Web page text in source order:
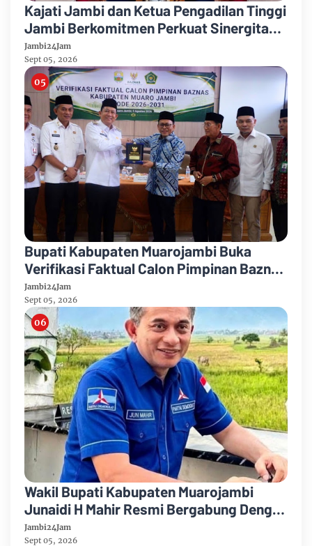
Kajati Jambi dan Ketua Pengadilan Tinggi
Jambi Berkomitmen Perkuat Sinergitas
Penegakan Hukum
Jambi24Jam
Sept 05, 2026
Bupati Kabupaten Muarojambi Buka
Verifikasi Faktual Calon Pimpinan Baznas
Tahun 2026-2031
Jambi24Jam
Sept 05, 2026
Wakil Bupati Kabupaten Muarojambi
Junaidi H Mahir Resmi Bergabung Dengan
Partai Demikrat
Jambi24Jam
Sept 05, 2026